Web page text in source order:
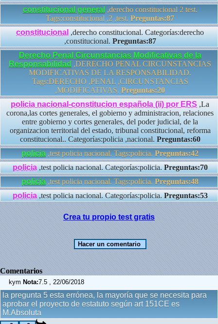
constitucional general ,derecho constitucional 2 test.
Tags:constitucional ,2 ,test. Preguntas:87
constitucional ,derecho constitucional. Categorías:derecho
,constitucional. Preguntas:87
Derecho Penal Circunstancias Modificativas de la
Responsabilidad ,DERECHO PENAL CIRCUNSTANCIAS
MODIFICATIVAS DE LA RESPONSABILIDAD.
Tags:DERECHO ,PENAL ,CIRCUNSTANCIAS
,MODIFICATIVAS. Preguntas:20
policia nacional-constitucion española (ii) por ERS ,La
corona,las cortes generales, el gobierno y administracion, relaciones
entre gobierno y cortes generales, del poder judicial, de la
organizacion territorial del estado, tribunal constitucional, reforma
constitucional.. Categorías:policia ,nacional. Preguntas:60
policia ,test policia nacional. Tags:policia. Preguntas:42
policia,test policia nacional. Categorías:policia.Preguntas:70
policia ,test policia nacional. Tags:policia. Preguntas:48
policia,test policia nacional. Categorías:policia.Preguntas:53
Crea tu propio test gratis
Comentarios
kym Nota:7.5 , 22/06/2018
la pregunta 5 esta errónea, la mayoría que se necesita para
aprobar el proyecto de estatuto según art 151CE es
M.Absoluta